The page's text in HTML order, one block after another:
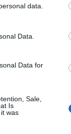
data.
Data.
Data for
Sale,
Is
was